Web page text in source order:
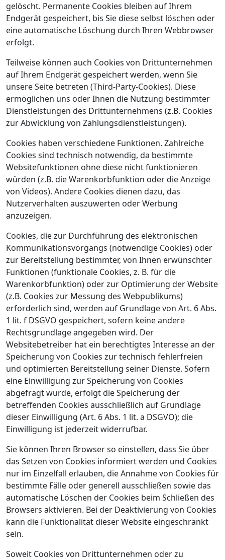
gelöscht. Permanente Cookies bleiben auf Ihrem
Endgerät gespeichert, bis Sie diese selbst löschen oder
eine automatische Löschung durch Ihren Webbrowser
erfolgt.
Teilweise können auch Cookies von Drittunternehmen
auf Ihrem Endgerät gespeichert werden, wenn Sie
unsere Seite betreten (Third-Party-Cookies). Diese
ermöglichen uns oder Ihnen die Nutzung bestimmter
Dienstleistungen des Drittunternehmens (z.B. Cookies
zur Abwicklung von Zahlungsdienstleistungen).
Cookies haben verschiedene Funktionen. Zahlreiche
Cookies sind technisch notwendig, da bestimmte
Websitefunktionen ohne diese nicht funktionieren
würden (z.B. die Warenkorbfunktion oder die Anzeige
von Videos). Andere Cookies dienen dazu, das
Nutzerverhalten auszuwerten oder Werbung
anzuzeigen.
Cookies, die zur Durchführung des elektronischen
Kommunikationsvorgangs (notwendige Cookies) oder
zur Bereitstellung bestimmter, von Ihnen erwünschter
Funktionen (funktionale Cookies, z. B. für die
Warenkorbfunktion) oder zur Optimierung der Website
(z.B. Cookies zur Messung des Webpublikums)
erforderlich sind, werden auf Grundlage von Art. 6 Abs.
1 lit. f DSGVO gespeichert, sofern keine andere
Rechtsgrundlage angegeben wird. Der
Websitebetreiber hat ein berechtigtes Interesse an der
Speicherung von Cookies zur technisch fehlerfreien
und optimierten Bereitstellung seiner Dienste. Sofern
eine Einwilligung zur Speicherung von Cookies
abgefragt wurde, erfolgt die Speicherung der
betreffenden Cookies ausschließlich auf Grundlage
dieser Einwilligung (Art. 6 Abs. 1 lit. a DSGVO); die
Einwilligung ist jederzeit widerrufbar.
Sie können Ihren Browser so einstellen, dass Sie über
das Setzen von Cookies informiert werden und Cookies
nur im Einzelfall erlauben, die Annahme von Cookies für
bestimmte Fälle oder generell ausschließen sowie das
automatische Löschen der Cookies beim Schließen des
Browsers aktivieren. Bei der Deaktivierung von Cookies
kann die Funktionalität dieser Website eingeschränkt
sein.
Soweit Cookies von Drittunternehmen oder zu